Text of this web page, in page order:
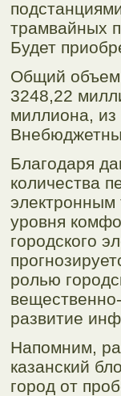
трамвайных
Будет
Общий объем
3248,22
миллиона,
Благодаря
количества
электронным
уровня
городского
ролью
развитие
Напомним,
казанский
город от